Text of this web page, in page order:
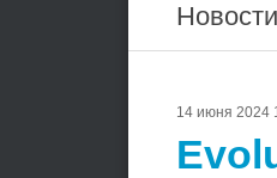
Новости
14 июня 2024